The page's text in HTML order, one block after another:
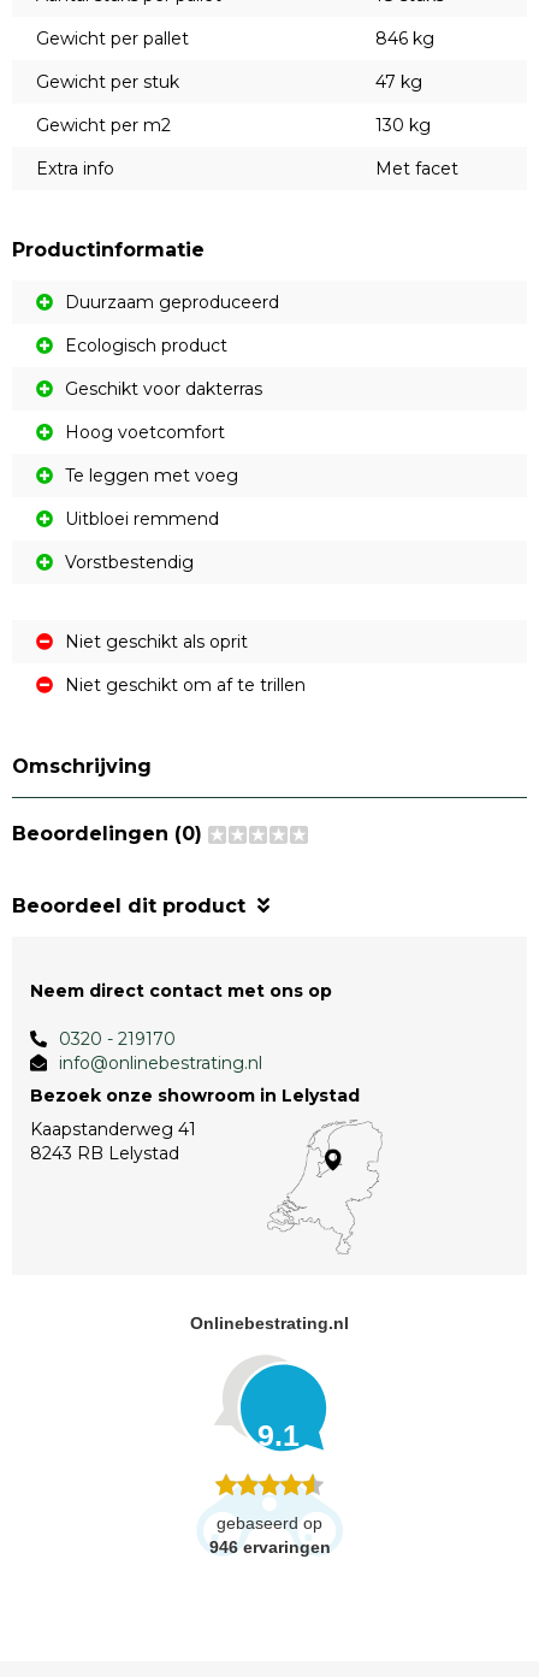
Gewicht per pallet
846 kg
Gewicht per stuk
47 kg
Gewicht per m2
130 kg
Extra info
Met facet
Productinformatie
Duurzaam geproduceerd
Ecologisch product
Geschikt voor dakterras
Hoog voetcomfort
Te leggen met voeg
Uitbloei remmend
Vorstbestendig
Niet geschikt als oprit
Niet geschikt om af te trillen
Omschrijving
Beoordelingen (0)
Beoordeel dit product
Neem direct contact met ons op
0320 - 219170
info@onlinebestrating.nl
Bezoek onze showroom in Lelystad
Kaapstanderweg 41
8243 RB Lelystad
Onlinebestrating.nl
9.1
gebaseerd op
946 ervaringen